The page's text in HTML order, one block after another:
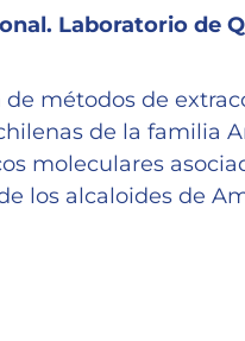
Laboratorio de
métodos de
de la familia
moleculares
los alcaloides de